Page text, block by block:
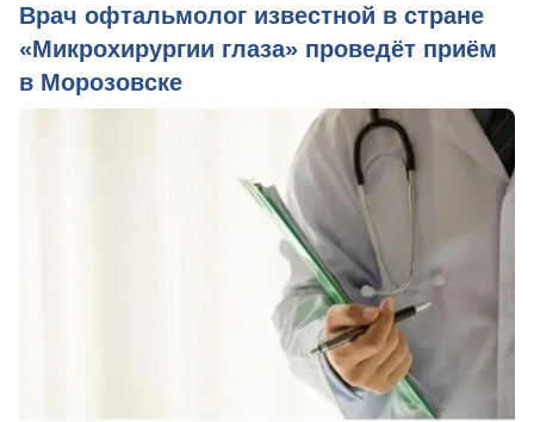
Врач офтальмолог известной в стране
«Микрохирургии глаза» проведёт приём
в Морозовске